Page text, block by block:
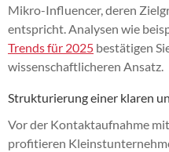
Mikro-Influencer, deren
entspricht. Analysen wie
Trends für 2025 bestätigen
wissenschaftlicheren Ansatz.
Strukturierung einer klaren
Vor der Kontaktaufnahme
profitieren